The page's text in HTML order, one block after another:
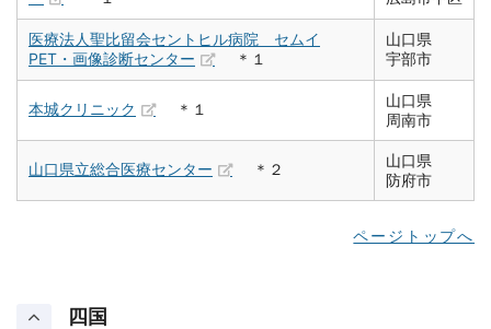
医療法人聖比留会セントヒル病院 セムイ
PET・画像診断センター
＊１
山口県
宇部市
本城クリニック ＊１
山口県
周南市
山口県立総合医療センター ＊２
山口県
防府市
ページトップへ
四国